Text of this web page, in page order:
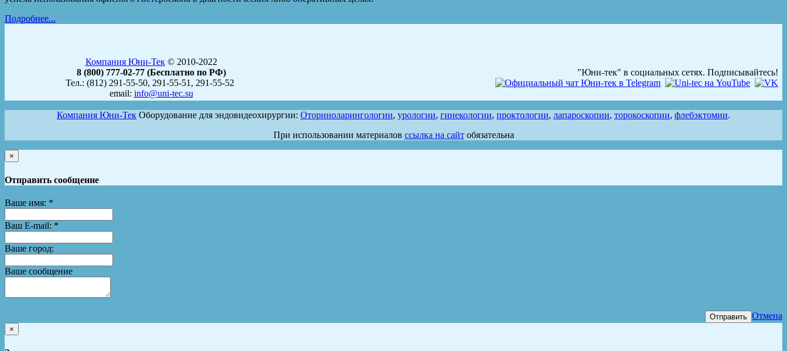
Подробнее...
Компания Юни-Тек© 2010-2022
8 (800) 777-02-77 (Бесплатно по РФ)
Тел.: (812) 291-55-50, 291-55-51, 291-55-52
email: info@uni-tec.su
"Юни-тек" в социальных сетях. Подписывайтесь!
Компания Юни-Тек Оборудование для эндовидеохирургии: Оториноларингологии, урологии, гинекологии, проктологии, лапароскопии, торокоскопии, флебэктомии.
При использовании материалов ссылка на сайтобязательна
×
Отправить сообщение
Ваше имя: *
Ваш E-mail: *
Ваше город:
Ваше сообщение
Отправить Отмена
×